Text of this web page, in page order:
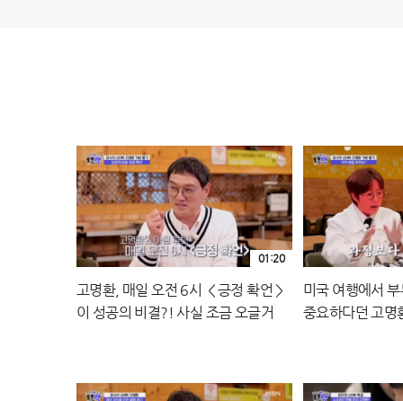
고명환, 매일 오전 6시 ＜긍정 확언＞
이 성공의 비결?! 사실 조금 오글거
01:20
미국 여행에서
중요하다던 고명